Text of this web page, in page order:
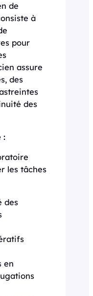
de
à
pour
assure
des
des
:
les tâches
des
en